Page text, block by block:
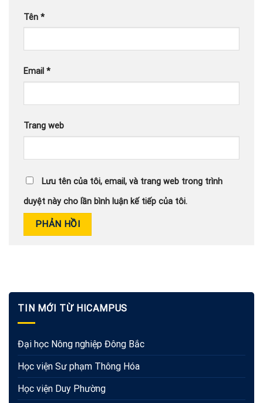
Tên *
Email *
Trang web
Lưu tên của tôi, email, và trang web trong trình
duyệt này cho lần bình luận kế tiếp của tôi.
TIN MỚI TỪ HICAMPUS
Đại học Nông nghiệp Đông Bắc
Học viện Sư phạm Thông Hóa
Học viện Duy Phường